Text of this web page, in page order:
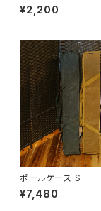
¥2,200
ポールケース S
¥7,480